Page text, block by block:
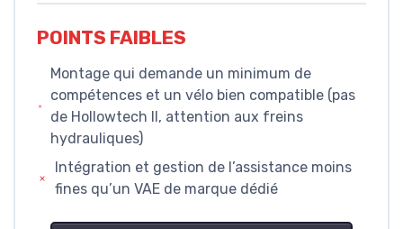
POINTS FAIBLES
Montage qui demande un minimum de
compétences et un vélo bien compatible (pas
de Hollowtech II, attention aux freins
hydrauliques)
Intégration et gestion de l’assistance moins
fines qu’un VAE de marque dédié